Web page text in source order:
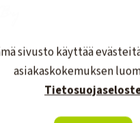
sivusto käyttää
asiakaskokemuksen